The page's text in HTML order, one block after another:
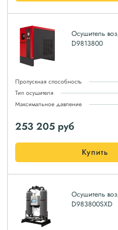
Осушитель
D9813800
Пропускная способность
Тип осушителя
Максимальное давление
253 205 руб
Купить
Осушитель
D983800SXD